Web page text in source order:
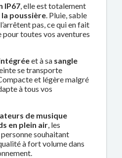
IP67, elle est totalement
la poussière. Pluie, sable
pas, ce qui en fait
toutes vos aventures
et à sa sangle
se transporte
et légère malgré
à tous vos
de musique
en plein air, les
souhaitant
à fort volume dans